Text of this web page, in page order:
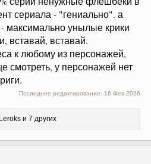
сериала - "гениально". а
максимально унылые крики
вставай, вставай.
к любому из персонажей,
смотреть, у персонажей нет
Последнее редактирование: 16 Фев 2026
Leroks и 7 других